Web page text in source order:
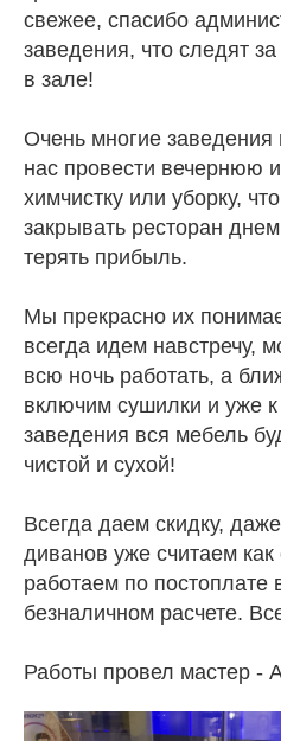
свежее, спасибо
заведения, что следят за
в зале!
Очень многие заведения
нас провести вечернюю
химчистку или уборку,
закрывать ресторан
терять прибыль.
Мы прекрасно их
всегда идем навстречу,
всю ночь работать, а
включим сушилки и уже
заведения вся мебель
чистой и сухой!
Всегда даем скидку,
диванов уже считаем как
работаем по постоплате
безналичном расчете.
Работы провел мастер -